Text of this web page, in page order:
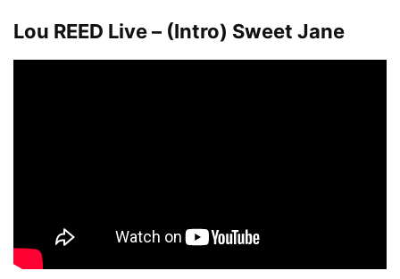
Lou REED Live – (Intro) Sweet Jane